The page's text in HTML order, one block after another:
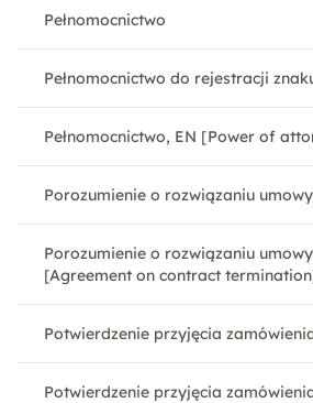
Pełnomocnictwo
Pełnomocnictwo do rejestracji
Pełnomocnictwo, EN [Power of
Porozumienie o rozwiązaniu umowy
Porozumienie o rozwiązaniu
[Agreement on contract
Potwierdzenie przyjęcia
Potwierdzenie przyjęcia